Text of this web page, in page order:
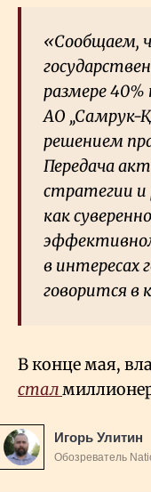
«Сообщаем,
размере
АО „Самрук-
решением
Передача
стратегии и
как
в интересах
говорится в
В конце мая,
стал
Игорь Улитин
Обозреватель